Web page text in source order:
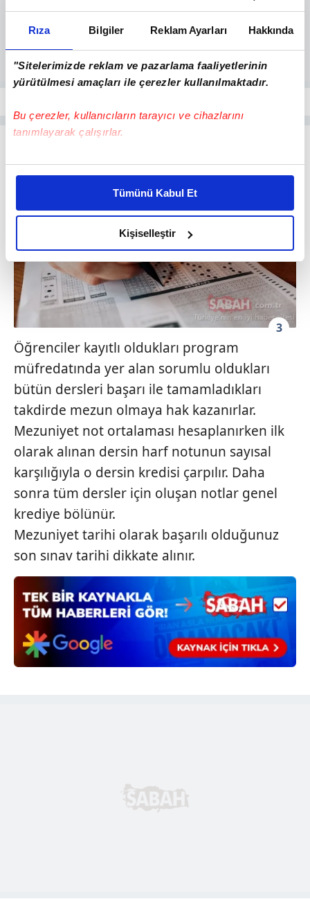
Rıza Bilgiler Reklam Ayarları Hakkında
"Sitelerimizde reklam ve pazarlama faaliyetlerinin
yürütülmesi amaçları ile çerezler kullanılmaktadır.
Bu çerezler, kullanıcıların tarayıcı ve cihazlarını
tanımlayarak çalışırlar.
Bu çerezlere izin vermeniz halinde sizlere özel
daha iyi reklam deneyimi yaşatabiliriz. Bunu yaparken
amacımızın size daha iyi bir reklam deneyimi sunmak
olduğunu ve sizlere en iyi içerikleri sunabilmek adına
elimizden gelen çabayı gösterdiğimizi ve bu noktada,
reklamların maliyetlerimizi karşılamak noktasında tek gelir
kalemimiz olduğunu sizlere hatırlatmak isteriz.
Her halükârda, kullanıcılar, bu çerezlere izin vermedikleri
takdirde, kullanıcılara hedefli reklamlar
gösterilmeyecektir."
Sizlere daha iyi bir hizmet sunabilmek için İnternet
Sitemizde kendimize ve üçüncü kişilere ait çerezler
kullanılmaktadır. Bu çerezler vasıtasıyla çeşitli kişisel
verileriniz işlenmekte olup gerekli olan çerezler bilgi
toplumu hizmetlerinin sunulması amacıyla
kullanılmaktadır. Diğer çerezler, sitemizin daha işlevsel
kılınması ve kişiselleştirilmesi ve sizlere yönelik
reklam/pazarlama faaliyetlerinin yapılması, amaçlarıyla
sınırlı olarak açık rızanız dahilinde kullanılacaktır.
Çerezlere ilişkin tercihlerinizi aşağıda yer alan panel
vasıtasıyla belirleyebilirsiniz. Çerezlere ilişkin detaylı bilgi
için Ayarlar butonuna tıklayabilir,
Metnimizi ziyaret edebilirsiniz.
6698 sayılı Kişisel Verilerin Korunması Kanunu uyarınca
hazırlanmış Aydınlatma Metnimizi okumak ve sitemizde
ilgili mevzuata uygun olarak kullanılan çerezlerle ilgili bilgi
Tümünü Kabul Et
Kişiselleştir
3
Öğrenciler kayıtlı oldukları program
müfredatında yer alan sorumlu oldukları
bütün dersleri başarı ile tamamladıkları
takdirde mezun olmaya hak kazanırlar.
Mezuniyet not ortalaması hesaplanırken ilk
olarak alınan dersin harf notunun sayısal
karşılığıyla o dersin kredisi çarpılır. Daha
sonra tüm dersler için oluşan notlar genel
krediye bölünür.
Mezuniyet tarihi olarak başarılı olduğunuz
son sınav tarihi dikkate alınır.